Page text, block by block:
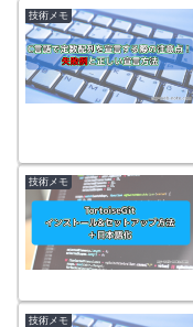
技術メモ
技術メモ
技術メモ